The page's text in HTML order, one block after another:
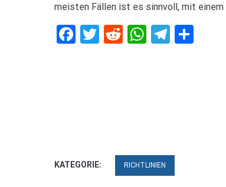
meisten Fällen ist es sinnvoll, mit
Facebook
Twitter
RedditWhatsApp
KATEGORIE: RICHTLINIEN